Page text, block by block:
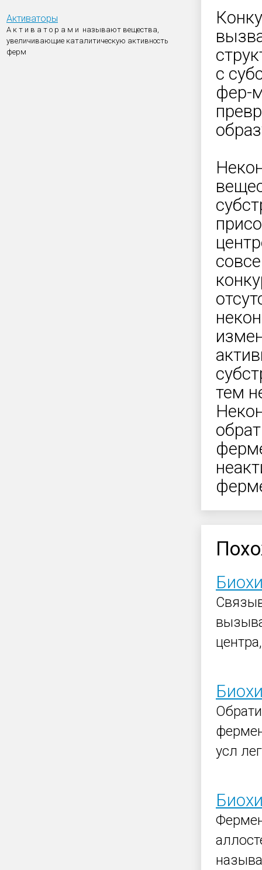
Активаторы
А к т и в а т о р а м и называют вещества,
увеличивающие каталитическую активность
ферм
с
фер-
тем
усл